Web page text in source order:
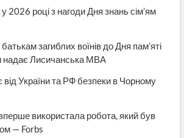
2026 році з нагоди Дня знань сім’ям
загиблих воїнів до Дня пам’яті
надає Лисичанська МВА
від України та РФ безпеки в Чорному
використала робота, який був
— Forbs